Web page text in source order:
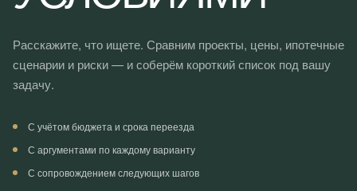
Расскажите, что ищете. Сравним проекты, цены, ипотечные
сценарии и риски — и соберём короткий список под вашу
задачу.
С учётом бюджета и срока переезда
С аргументами по каждому варианту
С сопровождением следующих шагов